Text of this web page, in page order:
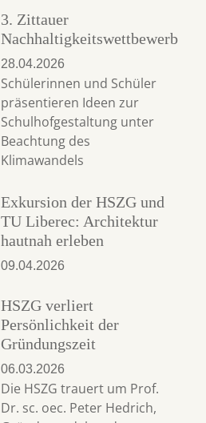
3. Zittauer
Nachhaltigkeitswettbewerb
28.04.2026
Schülerinnen und Schüler
präsentieren Ideen zur
Schulhofgestaltung unter
Beachtung des
Klimawandels
Exkursion der HSZG und
TU Liberec: Architektur
hautnah erleben
09.04.2026
HSZG verliert
Persönlichkeit der
Gründungszeit
06.03.2026
Die HSZG trauert um Prof.
Dr. sc. oec. Peter Hedrich,